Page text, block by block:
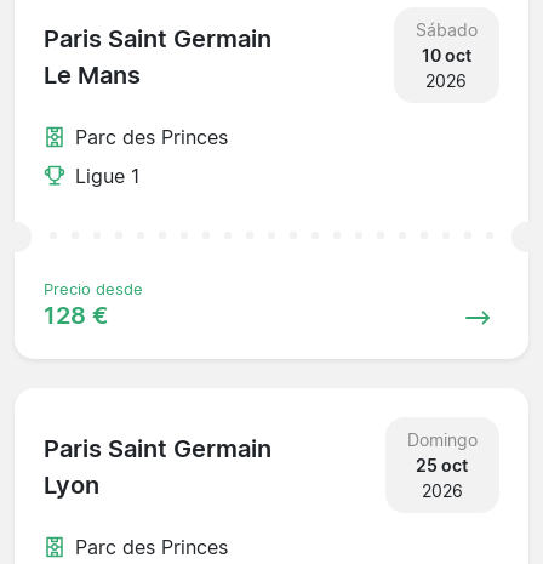
Paris Saint Germain
Le Mans
Sábado
10 oct
2026
Parc des Princes
Ligue 1
Precio desde
128 €
Paris Saint Germain
Lyon
Domingo
25 oct
2026
Parc des Princes